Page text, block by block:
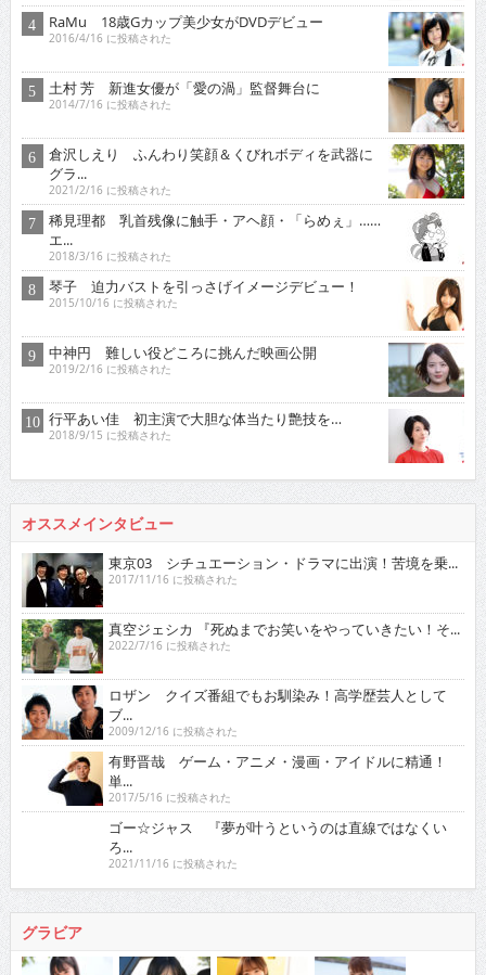
RaMu 18歳Gカップ美少女がDVDデビュー
2016/4/16 に投稿された
土村 芳 新進女優が「愛の渦」監督舞台に
2014/7/16 に投稿された
倉沢しえり ふんわり笑顔＆くびれボディを武器に
グラ...
2021/2/16 に投稿された
稀見理都 乳首残像に触手・アヘ顔・「らめぇ」……
エ...
2018/3/16 に投稿された
琴子 迫力バストを引っさげイメージデビュー！
2015/10/16 に投稿された
中神円 難しい役どころに挑んだ映画公開
2019/2/16 に投稿された
行平あい佳 初主演で大胆な体当たり艶技を…
2018/9/15 に投稿された
オススメインタビュー
東京03 シチュエーション・ドラマに出演！苦境を乗...
2017/11/16 に投稿された
真空ジェシカ 『死ぬまでお笑いをやっていきたい！そ...
2022/7/16 に投稿された
ロザン クイズ番組でもお馴染み！高学歴芸人として
ブ...
2009/12/16 に投稿された
有野晋哉 ゲーム・アニメ・漫画・アイドルに精通！
単...
2017/5/16 に投稿された
ゴー☆ジャス 『夢が叶うというのは直線ではなくい
ろ...
2021/11/16 に投稿された
グラビア